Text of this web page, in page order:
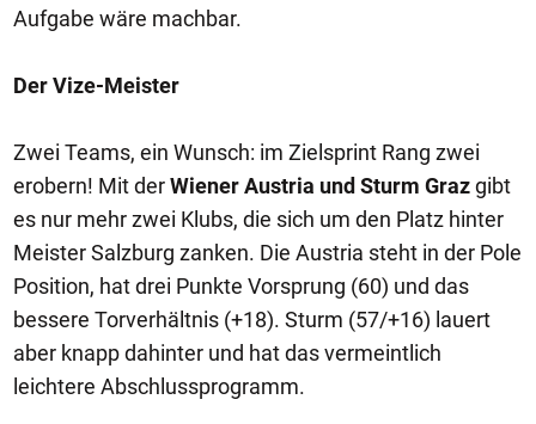
Aufgabe wäre machbar.
Der Vize-Meister
Zwei Teams, ein Wunsch: im Zielsprint Rang zwei
erobern! Mit derWiener Austria und Sturm Grazgibt
es nur mehr zwei Klubs, die sich um den Platz hinter
Meister Salzburg zanken. Die Austria steht in der Pole
Position, hat drei Punkte Vorsprung (60) und das
bessere Torverhältnis (+18). Sturm (57/+16) lauert
aber knapp dahinter und hat das vermeintlich
leichtere Abschlussprogramm.